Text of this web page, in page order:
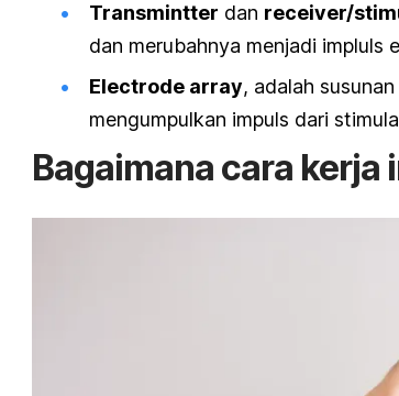
Transmintter dan receiver/
dan merubahnya menjadi impluls
Electrode array, adalah
mengumpulkan impuls dari
Bagaimana cara kerja